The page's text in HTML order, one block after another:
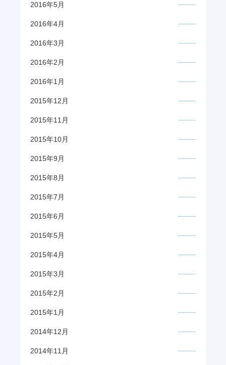
2016年5月
2016年4月
2016年3月
2016年2月
2016年1月
2015年12月
2015年11月
2015年10月
2015年9月
2015年8月
2015年7月
2015年6月
2015年5月
2015年4月
2015年3月
2015年2月
2015年1月
2014年12月
2014年11月